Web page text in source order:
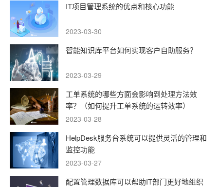
IT项目管理系统的优点和核心功能
2023-03-30
智能知识库平台如何实现客户自助服务？
2023-03-29
工单系统的哪些方面会影响到处理方法效
率？（如何提升工单系统的运转效率）
2023-03-28
HelpDesk服务台系统可以提供灵活的管理和
监控功能
2023-03-27
配置管理数据库可以帮助IT部门更好地组织